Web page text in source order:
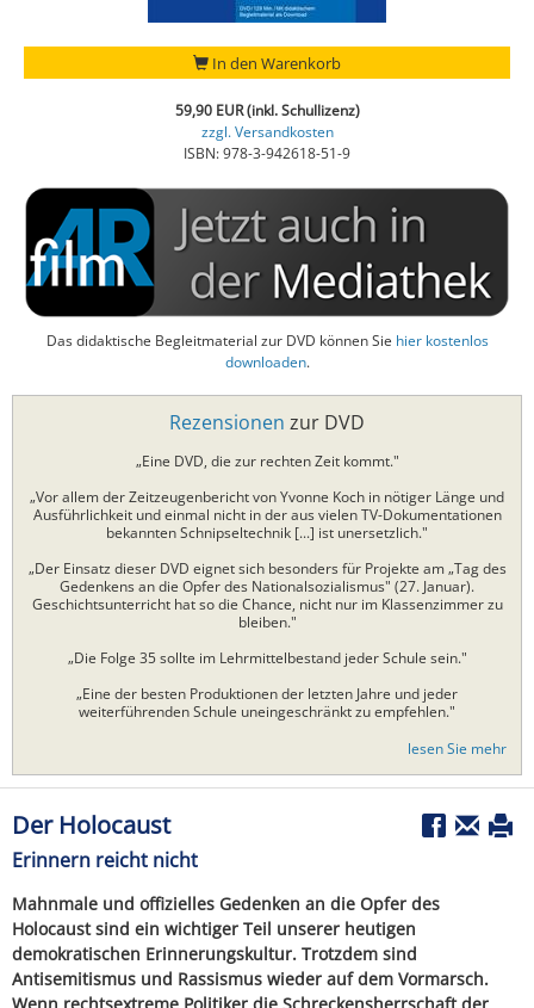
In den Warenkorb
59,90 EUR (inkl. Schullizenz)
zzgl. Versandkosten
ISBN: 978-3-942618-51-9
Das didaktische Begleitmaterial zur DVD können Sie hier kostenlos
downloaden.
Rezensionen zur DVD
„Eine DVD, die zur rechten Zeit kommt."
„Vor allem der Zeitzeugenbericht von Yvonne Koch in nötiger Länge und
Ausführlichkeit und einmal nicht in der aus vielen TV-Dokumentationen
bekannten Schnipseltechnik [...] ist unersetzlich."
„Der Einsatz dieser DVD eignet sich besonders für Projekte am „Tag des
Gedenkens an die Opfer des Nationalsozialismus" (27. Januar).
Geschichtsunterricht hat so die Chance, nicht nur im Klassenzimmer zu
bleiben."
„Die Folge 35 sollte im Lehrmittelbestand jeder Schule sein."
„Eine der besten Produktionen der letzten Jahre und jeder
weiterführenden Schule uneingeschränkt zu empfehlen."
lesen Sie mehr
Der Holocaust
Erinnern reicht nicht
Mahnmale und offizielles Gedenken an die Opfer des
Holocaust sind ein wichtiger Teil unserer heutigen
demokratischen Erinnerungskultur. Trotzdem sind
Antisemitismus und Rassismus wieder auf dem Vormarsch.